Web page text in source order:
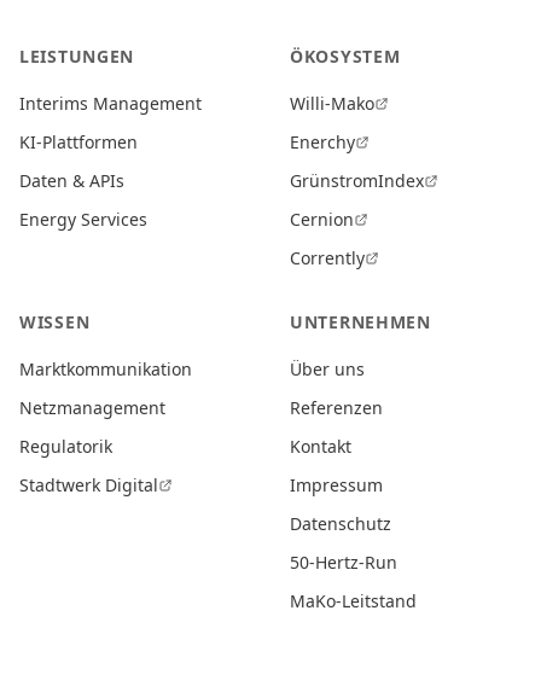
LEISTUNGEN
Interims Management
KI-Plattformen
Daten & APIs
Energy Services
ÖKOSYSTEM
Willi-Mako
Enerchy
GrünstromIndex
Cernion
Corrently
WISSEN
Marktkommunikation
Netzmanagement
Regulatorik
Stadtwerk Digital
UNTERNEHMEN
Über uns
Referenzen
Kontakt
Impressum
Datenschutz
50-Hertz-Run
MaKo-Leitstand